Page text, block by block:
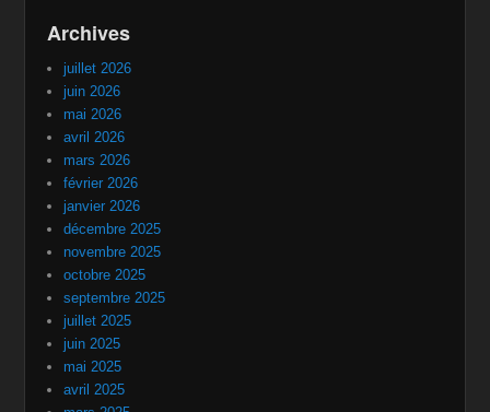
Archives
juin 2026
mai 2026
avril 2026
mars 2026
février 2026
janvier 2026
décembre 2025
novembre 2025
octobre 2025
septembre 2025
juillet 2025
juin 2025
mai 2025
avril 2025
mars 2025